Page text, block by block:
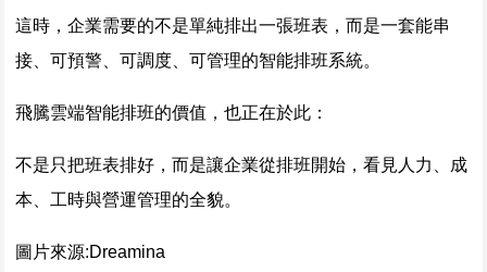
這時，企業需要的不是單純排出一張班表，而是一套能串
接、可預警、可調度、可管理的智能排班系統。
飛騰雲端智能排班的價值，也正在於此：
不是只把班表排好，而是讓企業從排班開始，看見人力、成
本、工時與營運管理的全貌。
圖片來源:Dreamina